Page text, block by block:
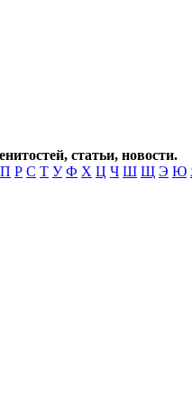
статьи, новости.
П Р С Т У Ф Х Ц Ч Ш Щ Э Ю